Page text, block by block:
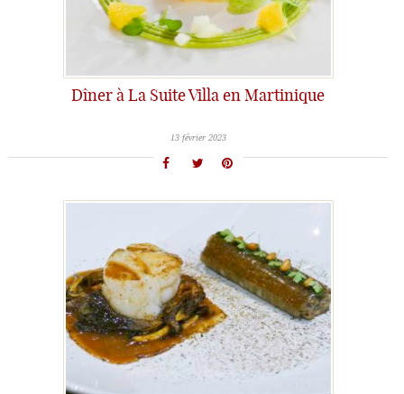
Dîner à La Suite Villa en Martinique
13 février 2023